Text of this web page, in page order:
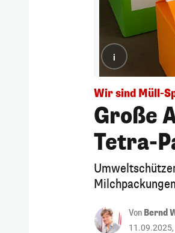
i
Wir sind Müll-
Große
Tetra-
Von Bernd